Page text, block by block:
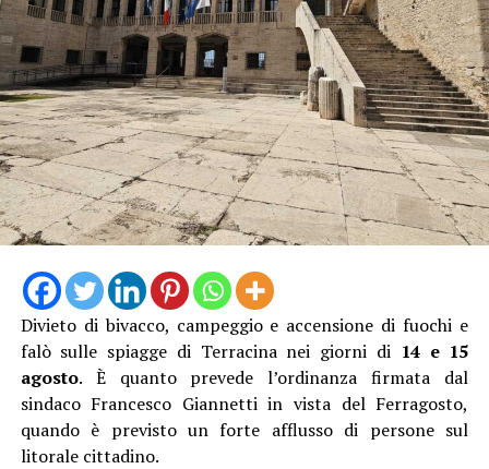
denunciato l’accaduto anche attraverso un video
pubblicato sui social, nella speranza di poter raccogliere
informazioni utili a ricostruire quanto accaduto e
individuare il responsabile.
Al momento, infatti, non risulta che qualcuno abbia
assistito direttamente all’incidente, nonostante il
lungomare fosse particolarmente affollato proprio
nell’ora di punta del sabato.
Divieto di bivacco, campeggio e accensione di fuochi e
falò sulle spiagge di Terracina nei giorni di 14 e 15
agosto. È quanto prevede l’ordinanza firmata dal
sindaco Francesco Giannetti in vista del Ferragosto,
quando è previsto un forte afflusso di persone sul
litorale cittadino.